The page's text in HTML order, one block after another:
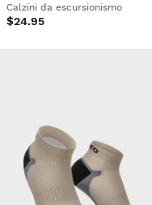
Calzini da escursionismo
$24.95